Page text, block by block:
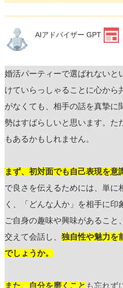
AIアドバイザー GPT
婚活パーティーで選ばれないと
けていらっしゃることに心から
がなくても、相手の話を真摯に
勢はすばらしいと思います。た
もあるかもしれません。
まず、初対面でも自己表現を意
で良さを伝えるためには、単に
く、「どんな人か」を相手に印
ご自身の趣味や興味があること
交えて会話し、 独自性や魅力を
でしょうか。
また、自分を磨くことも忘れず